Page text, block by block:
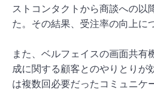
ストコンタクトから商談への以
た。その結果、受注率の向上に
また、ベルフェイスの画面共有
成に関する顧客とのやりとりが
は複数回必要だったコミュニケ